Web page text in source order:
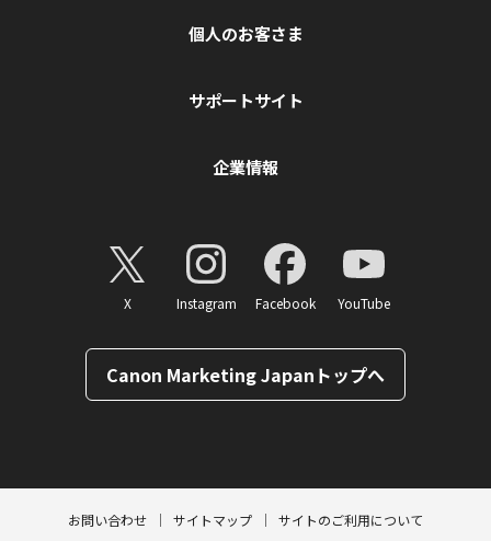
個人のお客さま
サポートサイト
企業情報
X Instagram Facebook YouTube
Canon Marketing Japanトップへ
お問い合わせ サイトマップ
サイトのご利用について